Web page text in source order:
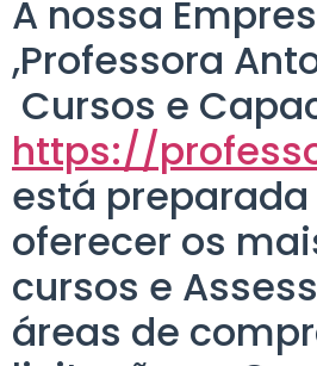
A nossa
,Professora
Cursos e
https://
está
oferecer os
cursos e
áreas de